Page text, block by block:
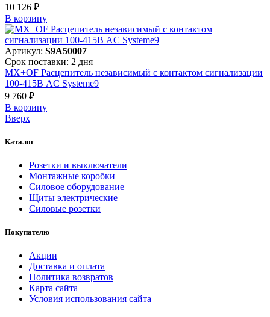
10 126 ₽
В корзинy
Артикул: S9A50007
Срок поставки: 2 дня
MX+OF Расцепитель независимый с контактом сигнализации
100-415В AC Systeme9
9 760 ₽
В корзинy
Вверх
Каталог
Розетки и выключатели
Монтажные коробки
Силовое оборудование
Щиты электрические
Силовые розетки
Покупателю
Акции
Доставка и оплата
Политика возвратов
Карта сайта
Условия использования сайта